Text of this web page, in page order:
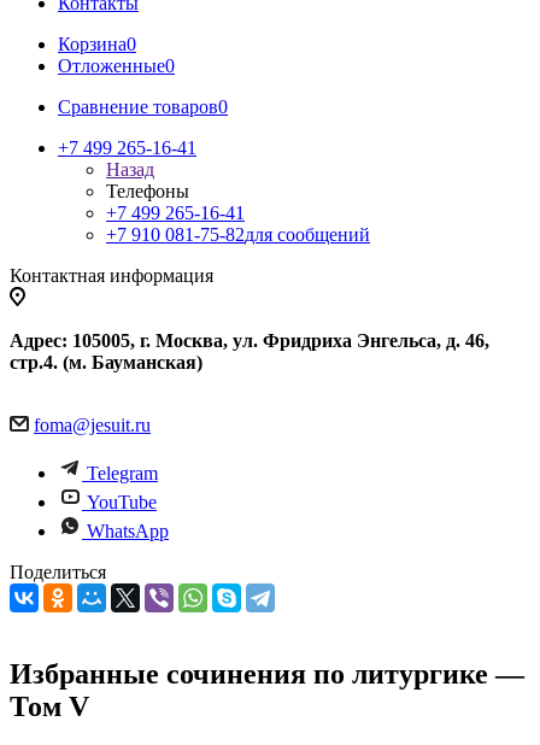
Корзина0
Отложенные0
Сравнение товаров0
+7 499 265-16-41
Назад
Телефоны
+7 499 265-16-41
+7 910 081-75-82для сообщений
Контактная информация
Адрес: 105005, г. Москва, ул. Фридриха Энгельса, д. 46,
стр.4. (м. Бауманская)
foma@jesuit.ru
Telegram
YouTube
WhatsApp
Поделиться
Избранные сочинения по литургике —
Том V